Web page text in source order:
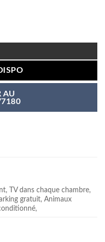
AU
TV dans chaque chambre,
gratuit, Animaux